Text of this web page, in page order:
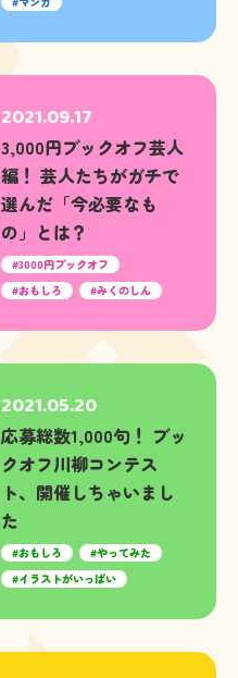
2021.09.17
3,000円ブックオフ芸人
編！ 芸人たちがガチで
選んだ「今必要なも
の」とは？
3000円ブックオフ
おもしろ
みくのしん
2021.05.20
応募総数1,000句！ ブッ
クオフ川柳コンテス
ト、開催しちゃいまし
た
おもしろ
やってみた
イラストがいっぱい